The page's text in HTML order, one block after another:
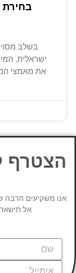
בחירת
ישראלית,
את מאמצי
הצטרף
אנו משקיעים הרבה
אל